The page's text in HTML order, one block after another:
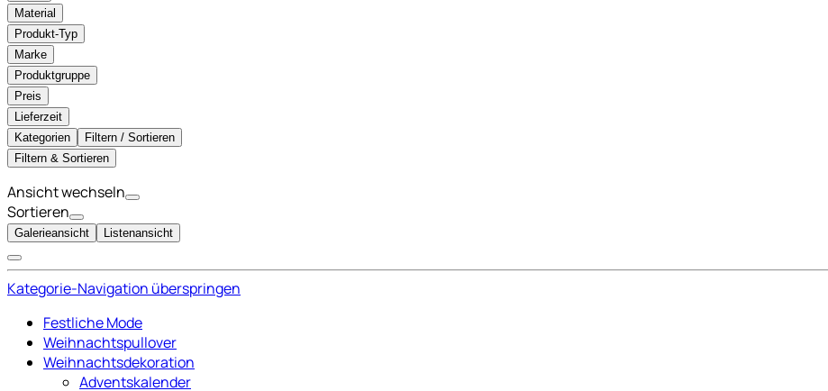
Material
Produkt-Typ
Marke
Produktgruppe
Preis
Lieferzeit
Kategorien
Filtern / Sortieren
Filtern & Sortieren
Ansicht wechseln
Sortieren
Galerieansicht Listenansicht
Kategorie-Navigation überspringen
Festliche Mode
Weihnachtspullover
Weihnachtsdekoration
Adventskalender